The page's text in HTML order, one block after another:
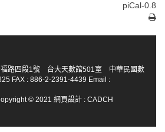
piCal-0.8
福路四段1號 台大天數館501室 中華民國數
FAX : 886-2-2391-4439 Email :
© 2021 網頁設計 : CADCH